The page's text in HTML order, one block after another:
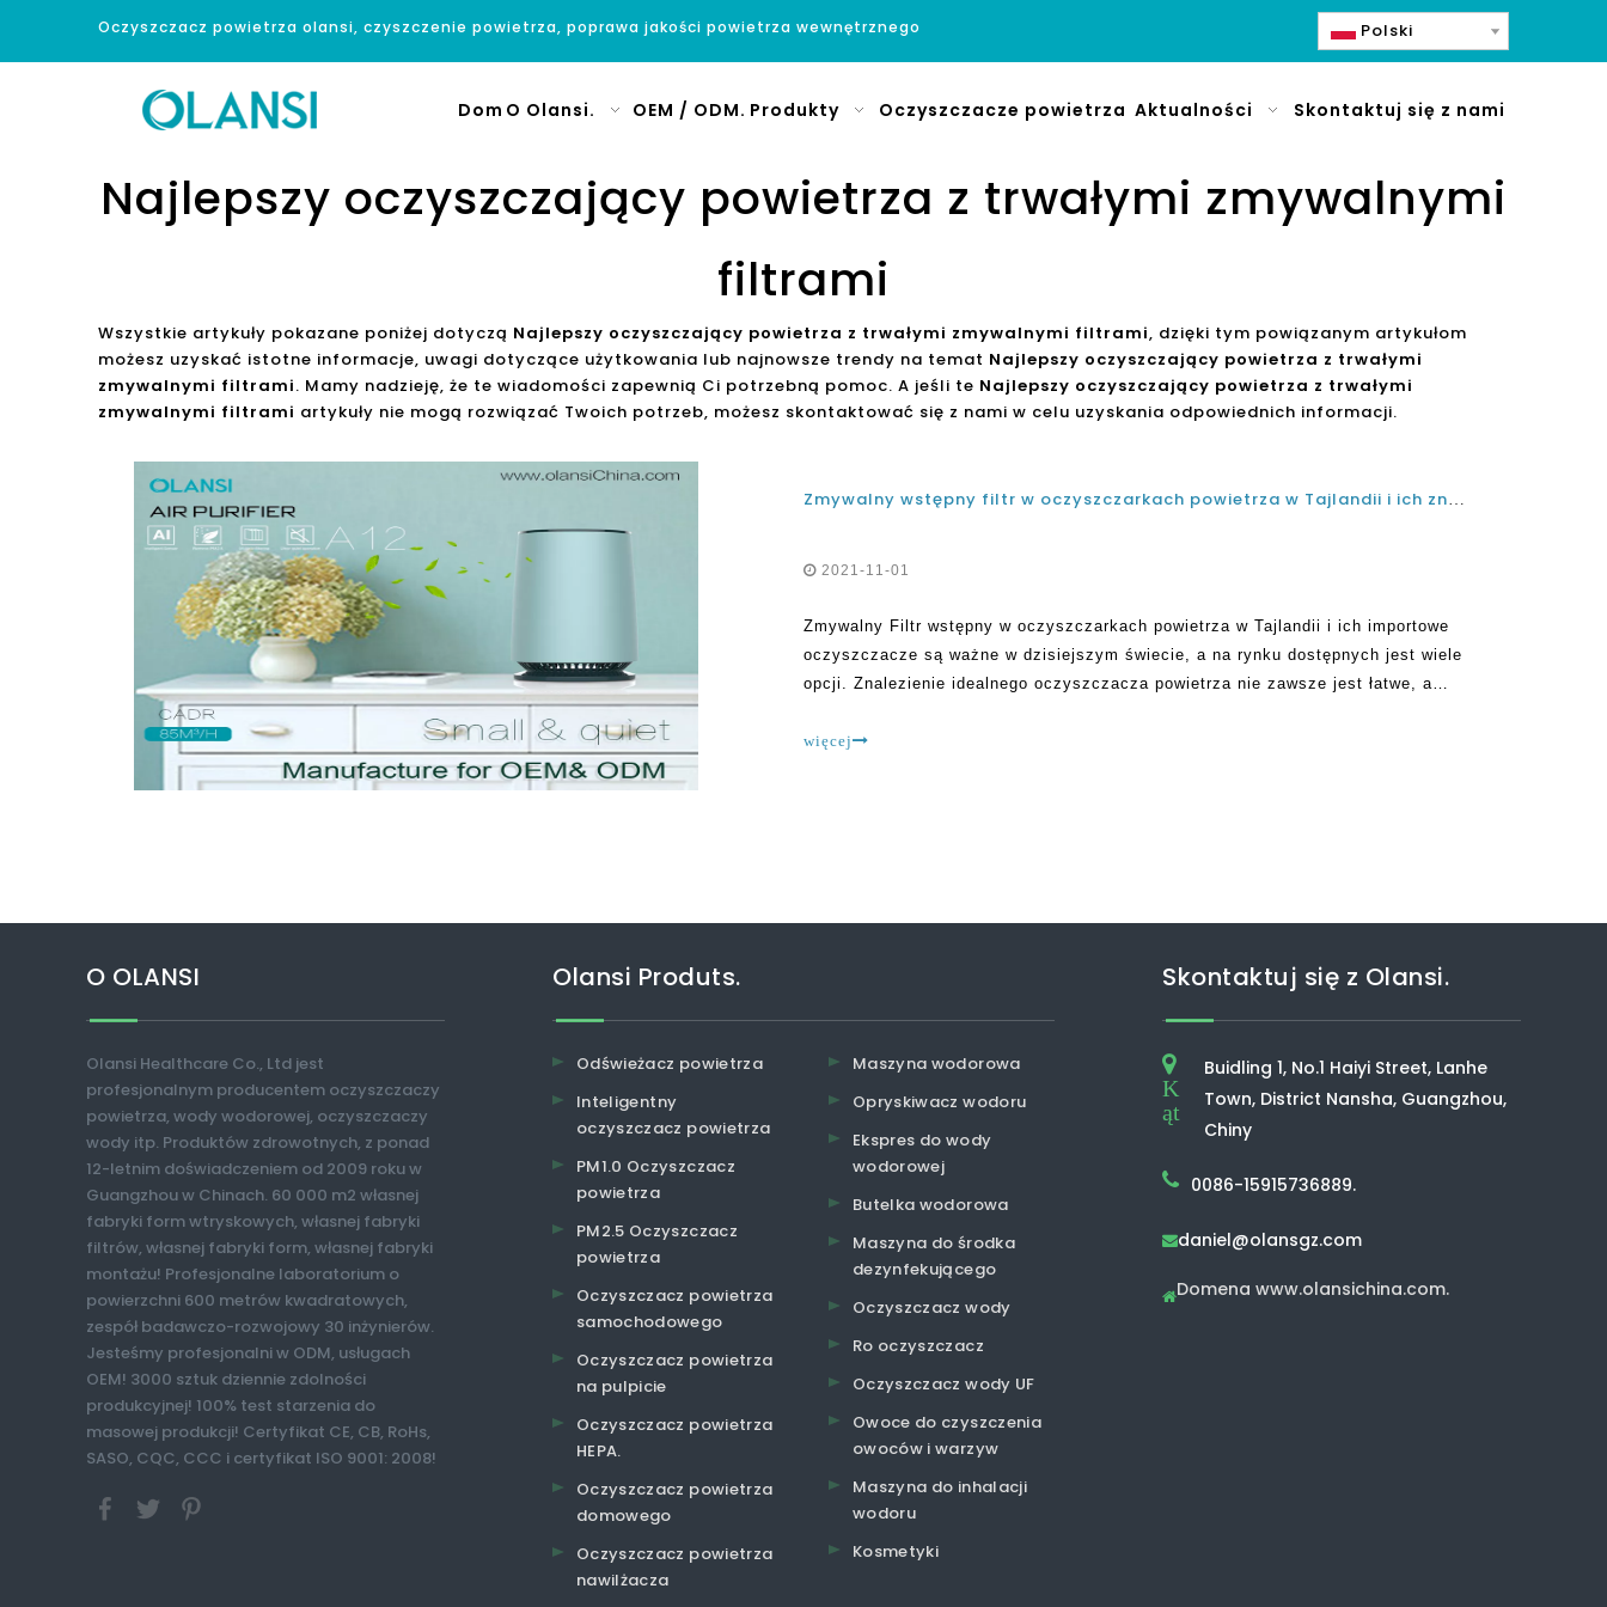
Oczyszczacz powietrza olansi, czyszczenie powietrza, poprawa jakości powietrza wewnętrznego Polski
Dom O Olansi. OEM / ODM. Produkty Oczyszczacze powietrza Aktualności Skontaktuj się z nami
Najlepszy oczyszczający powietrza z trwałymi zmywalnymi
filtrami
Wszystkie artykuły pokazane poniżej dotyczą Najlepszy oczyszczający powietrza z trwałymi zmywalnymi filtrami, dzięki tym powiązanym artykułom
możesz uzyskać istotne informacje, uwagi dotyczące użytkowania lub najnowsze trendy na temat Najlepszy oczyszczający powietrza z trwałymi
zmywalnymi filtrami. Mamy nadzieję, że te wiadomości zapewnią Ci potrzebną pomoc. A jeśli te Najlepszy oczyszczający powietrza z trwałymi
zmywalnymi filtrami artykuły nie mogą rozwiązać Twoich potrzeb, możesz skontaktować się z nami w celu uzyskania odpowiednich informacji.
Zmywalny wstępny filtr w oczyszczarkach powietrza w Tajlandii i ich znaczenie
2021-11-01
Zmywalny Filtr wstępny w oczyszczarkach powietrza w Tajlandii i ich importowe
oczyszczacze są ważne w dzisiejszym świecie, a na rynku dostępnych jest wiele
opcji. Znalezienie idealnego oczyszczacza powietrza nie zawsze jest łatwe, a
więcej
O OLANSI
Olansi Healthcare Co., Ltd jest
profesjonalnym producentem oczyszczaczy
powietrza, wody wodorowej, oczyszczaczy
wody itp. Produktów zdrowotnych, z ponad
12-letnim doświadczeniem od 2009 roku w
Guangzhou w Chinach. 60 000 m2 własnej
fabryki form wtryskowych, własnej fabryki
filtrów, własnej fabryki form, własnej fabryki
montażu! Profesjonalne laboratorium o
powierzchni 600 metrów kwadratowych,
zespół badawczo-rozwojowy 30 inżynierów.
Jesteśmy profesjonalni w ODM, usługach
OEM! 3000 sztuk dziennie zdolności
produkcyjnej! 100% test starzenia do
masowej produkcji! Certyfikat CE, CB, RoHs,
SASO, CQC, CCC i certyfikat ISO 9001: 2008!
Olansi Produts.
Odświeżacz powietrza
Inteligentny
oczyszczacz powietrza
PM1.0 Oczyszczacz
powietrza
PM2.5 Oczyszczacz
powietrza
Oczyszczacz powietrza
samochodowego
Oczyszczacz powietrza
na pulpicie
Oczyszczacz powietrza
HEPA.
Oczyszczacz powietrza
domowego
Oczyszczacz powietrza
nawilżacza
Maszyna wodorowa
Opryskiwacz wodoru
Ekspres do wody
wodorowej
Butelka wodorowa
Maszyna do środka
dezynfekującego
Oczyszczacz wody
Ro oczyszczacz
Oczyszczacz wody UF
Owoce do czyszczenia
owoców i warzyw
Maszyna do inhalacji
wodoru
Kosmetyki
Skontaktuj się z Olansi.
K
ąt
Buidling 1, No.1 Haiyi Street, Lanhe
Town, District Nansha, Guangzhou,
Chiny
0086-15915736889.
daniel@olansgz.com
Domena www.olansichina.com.